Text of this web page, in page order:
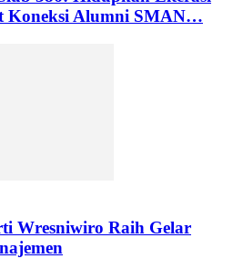
Koneksi Alumni SMAN…
Wresniwiro Raih Gelar